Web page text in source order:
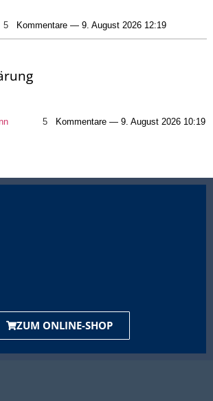
5 Kommentare — 9. August 2026 12:19
5 Kommentare — 9. August 2026 10:19
ZUM ONLINE-SHOP